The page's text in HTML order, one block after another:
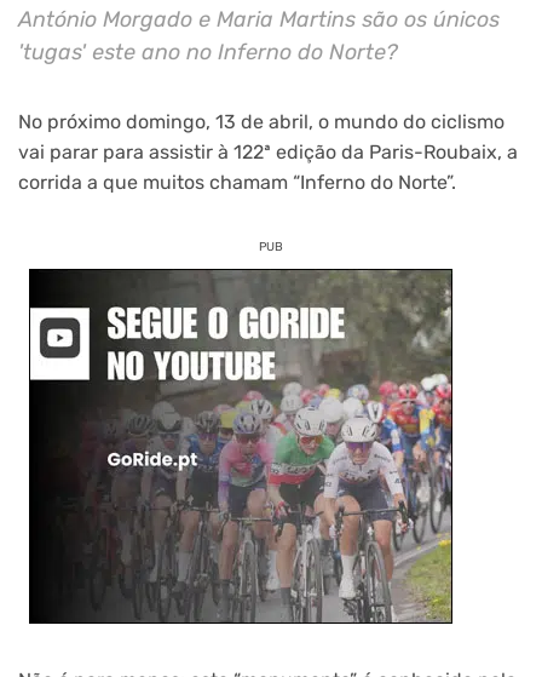
António Morgado e Maria Martins são os únicos
'tugas' este ano no Inferno do Norte?
No próximo domingo, 13 de abril, o mundo do ciclismo
vai parar para assistir à 122ª edição da Paris-Roubaix, a
corrida a que muitos chamam “Inferno do Norte”.
PUB